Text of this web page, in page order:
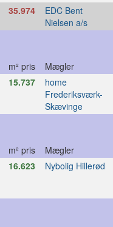
35.974 EDC Bent
Nielsen a/s
m² pris Mægler
15.737 home
Frederiksværk-
Skævinge
m² pris Mægler
16.623 Nybolig Hillerød